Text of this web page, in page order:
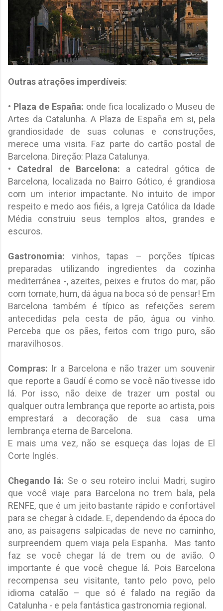
Outras atrações imperdíveis:
• Plaza de España: onde fica localizado o Museu de
Artes da Catalunha. A Plaza de España em si, pela
grandiosidade de suas colunas e construções,
merece uma visita. Faz parte do cartão postal de
Barcelona. Direção: Plaza Catalunya.
• Catedral de Barcelona: a catedral gótica de
Barcelona, localizada no Bairro Gótico, é grandiosa
com um interior impactante. No intuito de impor
respeito e medo aos fiéis, a Igreja Católica da Idade
Média construiu seus templos altos, grandes e
escuros.
Gastronomia: vinhos, tapas – porções típicas
preparadas utilizando ingredientes da cozinha
mediterrânea -, azeites, peixes e frutos do mar, pão
com tomate, hum, dá água na boca só de pensar! Em
Barcelona também é típico as refeições serem
antecedidas pela cesta de pão, água ou vinho.
Perceba que os pães, feitos com trigo puro, são
maravilhosos.
Compras: Ir a Barcelona e não trazer um souvenir
que reporte a Gaudí é como se você não tivesse ido
lá. Por isso, não deixe de trazer um postal ou
qualquer outra lembrança que reporte ao artista, pois
emprestará a decoração de sua casa uma
lembrança eterna de Barcelona.
E mais uma vez, não se esqueça das lojas de El
Corte Inglés.
Chegando lá: Se o seu roteiro inclui Madri, sugiro
que você viaje para Barcelona no trem bala, pela
RENFE, que é um jeito bastante rápido e confortável
para se chegar à cidade. E, dependendo da época do
ano, as paisagens salpicadas de neve no caminho,
surpreendem quem viaja pela Espanha. Mas tanto
faz se você chegar lá de trem ou de avião. O
importante é que você chegue lá. Pois Barcelona
recompensa seu visitante, tanto pelo povo, pelo
idioma catalão – que só é falado na região da
Catalunha - e pela fantástica gastronomia regional.